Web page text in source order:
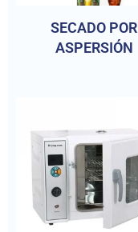
SECADO POR
ASPERSIÓN